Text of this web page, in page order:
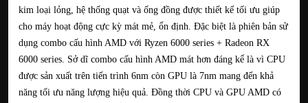
kim loại lỏng, hệ thống quạt và ống đồng được thiết kế tối ưu giúp
cho máy hoạt động cực kỳ mát mẻ, ổn định. Đặc biệt là phiên bản sử
dụng combo cấu hình AMD với Ryzen 6000 series + Radeon RX
6000 series. Sở dĩ combo cấu hình AMD mát hơn đáng kể là vì CPU
được sản xuất trên tiến trình 6nm còn GPU là 7nm mang đến khả
năng tối ưu năng lượng hiệu quả. Đồng thời CPU và GPU AMD có